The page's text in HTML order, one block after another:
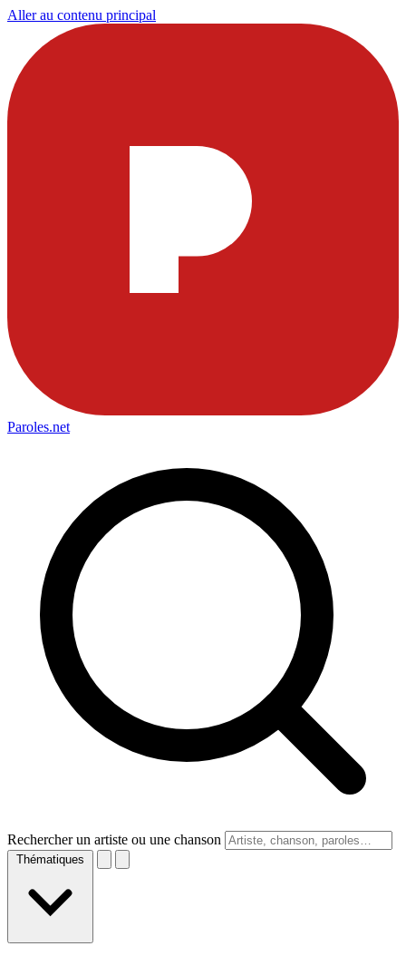
Aller au contenu principal
Paroles.net
Rechercher un artiste ou une chanson
Thématiques